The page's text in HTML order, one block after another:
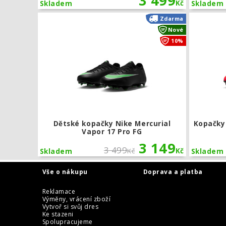
Kč
Skladem Skladem
Dětské kopačky Nike Mercurial
Vapor 17 Pro FG
3 499Kč 3 149Kč
Skladem
Zdarma
Nové
10%
Dětské
Skladem
Vše o nákupu Doprava a platba
Reklamace
Výměny, vrácení zboží
Vytvoř si svůj dres
Ke stazeni
Spolupracujeme